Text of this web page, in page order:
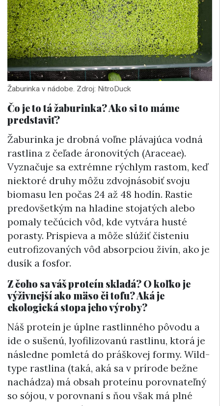
Žaburinka v nádobe. Zdroj: NitroDuck
Čo je to tá žaburinka? Ako si to máme
predstaviť?
Žaburinka je drobná voľne plávajúca vodná
rastlina z čeľade áronovitých (Araceae).
Vyznačuje sa extrémne rýchlym rastom, keď
niektoré druhy môžu zdvojnásobiť svoju
biomasu len počas 24 až 48 hodín. Rastie
predovšetkým na hladine stojatých alebo
pomaly tečúcich vôd, kde vytvára husté
porasty. Prispieva a môže slúžiť čisteniu
eutrofizovaných vôd absorpciou živín, ako je
dusík a fosfor.
Z čoho sa váš proteín skladá? O koľko je
výživnejší ako mäso či tofu? Aká je
ekologická stopa jeho výroby?
Náš proteín je úplne rastlinného pôvodu a
ide o sušenú, lyofilizovanú rastlinu, ktorá je
následne pomletá do práškovej formy. Wild-
type rastlina (taká, aká sa v prírode bežne
nachádza) má obsah proteínu porovnateľný
so sójou, v porovnaní s ňou však má plné